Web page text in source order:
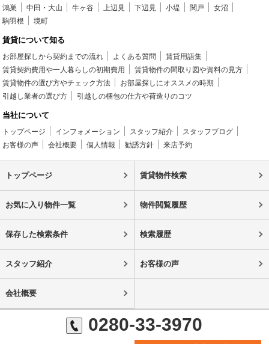
鴻巣
中田・大山 牛ヶ谷 上辺見 下辺見 小堤 関戸
女沼
駒羽根
境町
賃貸について知る
お部屋探しから契約までの流れ よくある質問
賃貸用語集
賃貸契約費用や一人暮らしの初期費用
賃貸物件の間取り図や資料の見方
賃貸物件の選び方やチェック方法
お部屋探しにオススメの時期
引越し業者の選び方
引越しの梱包の仕方や荷造りのコツ
当社について
トップページ インフォメーション スタッフ紹介
スタッフブログ
お客様の声
会社概要 個人情報 勧誘方針 来店予約
トップページ 賃貸物件検索
お気に入り物件一覧 物件閲覧履歴
保存した検索条件 検索履歴
スタッフ紹介 お客様の声
会社概要
0280-33-3970